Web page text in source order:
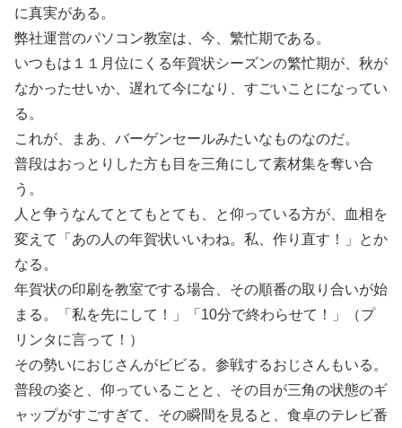
に真実がある。
弊社運営のパソコン教室は、今、繁忙期である。
いつもは１１月位にくる年賀状シーズンの繁忙期が、秋が
なかったせいか、遅れて今になり、すごいことになってい
る。
これが、まあ、バーゲンセールみたいなものなのだ。
普段はおっとりした方も目を三角にして素材集を奪い合
う。
人と争うなんてとてもとても、と仰っている方が、血相を
変えて「あの人の年賀状いいわね。私、作り直す！」とか
なる。
年賀状の印刷を教室でする場合、その順番の取り合いが始
まる。「私を先にして！」「10分で終わらせて！」（プ
リンタに言って！）
その勢いにおじさんがビビる。参戦するおじさんもいる。
普段の姿と、仰っていることと、その目が三角の状態のギ
ャップがすごすぎて、その瞬間を見ると、食卓のテレビ番